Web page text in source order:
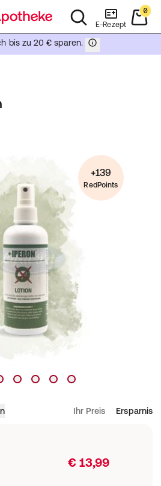
E-Rezept
0
bis zu 20 € sparen.
+139
RedPoints
Ihr Preis Ersparnis
€ 13,99